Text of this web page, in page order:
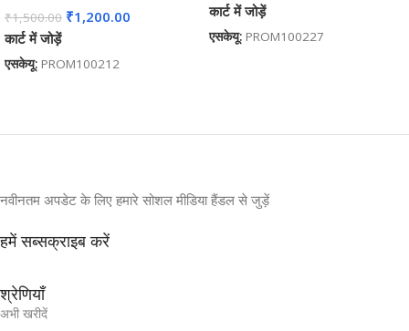
₹1,500.00 ₹1,200.00
कार्ट में जोड़ें
एसकेयू: PROM100212
कार्ट में जोड़ें
एसकेयू: PROM100227
नवीनतम अपडेट के लिए हमारे सोशल मीडिया हैंडल से जुड़ें
हमें सब्सक्राइब करें
श्रेणियाँ
अभी खरीदें